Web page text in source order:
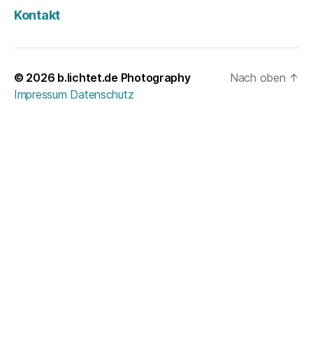
Kontakt
© 2026 b.lichtet.de Photography
Impressum Datenschutz
Nach oben ↑